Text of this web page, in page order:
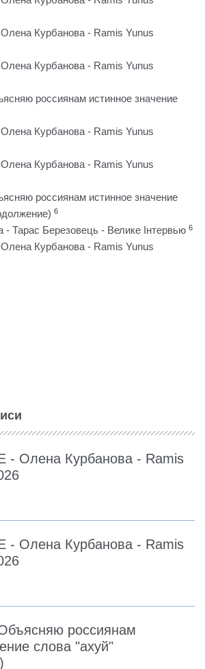
Курбанова - Ramis Yunus
Курбанова - Ramis Yunus
россиянам истинное значение
Курбанова - Ramis Yunus
Курбанова - Ramis Yunus
россиянам истинное значение
6
Тарас Березовець - Велике Інтервью 6
Курбанова - Ramis Yunus
- Олена Курбанова - Ramis
- Олена Курбанова - Ramis
россиянам
слова "ахуй"